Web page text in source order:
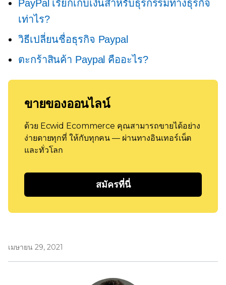
PayPal เรียกเก็บเงินสำหรับธุรกรรมทางธุรกิจ
เท่าไร?
วิธีเปลี่ยนชื่อธุรกิจ Paypal
ตะกร้าสินค้า Paypal คืออะไร?
ขายของออนไลน์
ด้วย Ecwid Ecommerce คุณสามารถขายได้อย่าง
ง่ายดายทุกที่ ให้กับทุกคน — ผ่านทางอินเทอร์เน็ต
และทั่วโลก
สมัครที่นี่
เมษายน 29, 2021